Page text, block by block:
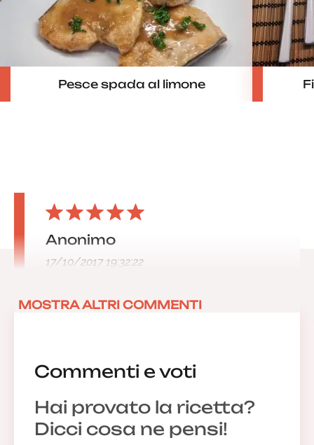
Pesce spada al limone
Commenti e voti
Hai provato la ricetta?
Dicci cosa ne pensi!
Anonimo
17/10/2017 19:32:22
MOSTRA ALTRI COMMENTI